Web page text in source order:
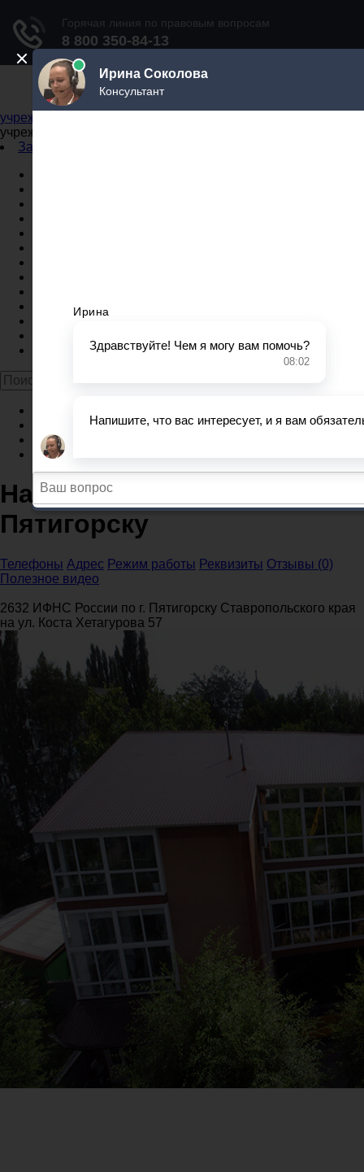
Не официальный справочник государственных
учреждений
учреждений
Задать вопрос юристу
Судебные приставы
Задать вопрос юристу
Налоговые инспекции
Ставропольский край
Налоговая инспекция по Пятигорску
Налоговая инспекция по
Пятигорску
Телефоны Адрес Режим работы Реквизиты Отзывы (0)
Полезное видео
2632 ИФНС России по г. Пятигорску Ставропольского края
на ул. Коста Хетагурова 57